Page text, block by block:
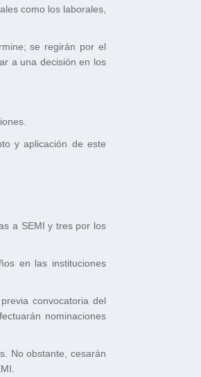
como los laborales,
se regirán por el
a una decisión en los
y aplicación de este
a SEMI y tres por los
en las instituciones
convocatoria del
nominaciones
No obstante, cesarán